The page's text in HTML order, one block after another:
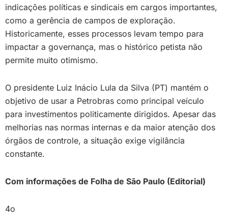
indicações políticas e sindicais em cargos importantes,
como a gerência de campos de exploração.
Historicamente, esses processos levam tempo para
impactar a governança, mas o histórico petista não
permite muito otimismo.
O presidente Luiz Inácio Lula da Silva (PT) mantém o
objetivo de usar a Petrobras como principal veículo
para investimentos politicamente dirigidos. Apesar das
melhorias nas normas internas e da maior atenção dos
órgãos de controle, a situação exige vigilância
constante.
Com informações de Folha de São Paulo (Editorial)
4o